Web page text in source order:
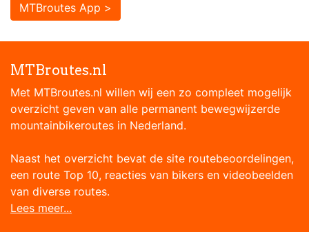
MTBroutes App >
MTBroutes.nl
Met MTBroutes.nl willen wij een zo compleet mogelijk
overzicht geven van alle permanent bewegwijzerde
mountainbikeroutes in Nederland.
Naast het overzicht bevat de site routebeoordelingen,
een route Top 10, reacties van bikers en videobeelden
van diverse routes.
Lees meer...